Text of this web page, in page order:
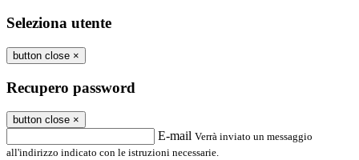
Seleziona utente
button close ×
Recupero password
button close ×
E-mail Verrà inviato un messaggio
all'indirizzo indicato con le istruzioni necessarie.